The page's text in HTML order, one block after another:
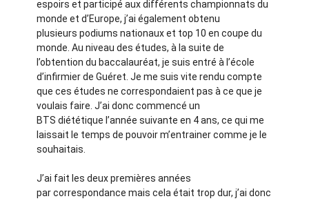
espoirs et participé aux différents championnats du
monde et d’Europe, j’ai également obtenu
plusieurs podiums nationaux et top 10 en coupe du
monde. Au niveau des études, à la suite de
l’obtention du baccalauréat, je suis entré à l’école
d’infirmier de Guéret. Je me suis vite rendu compte
que ces études ne correspondaient pas à ce que je
voulais faire. J’ai donc commencé un
BTS diététique l’année suivante en 4 ans, ce qui me
laissait le temps de pouvoir m’entrainer comme je le
souhaitais.
J’ai fait les deux premières années
par correspondance mais cela était trop dur, j’ai donc